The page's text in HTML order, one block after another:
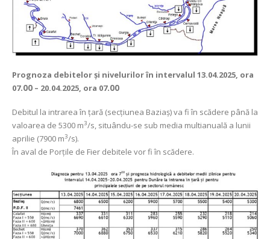
Prognoza debitelor şi nivelurilorîn intervalul 13.04.2025, ora
07.00 – 20.04.2025, ora 07.00
Debitul la intrarea în ţară (secţiunea Baziaş) va fi în scădere până la
valoarea de 5300 m3/s, situându-se sub media multianuală a lunii
aprilie (7900 m3/s).
În aval de Porţile de Fier debitele vor fi în scădere.